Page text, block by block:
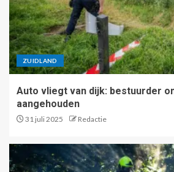
ZUIDLAND
Auto vliegt van dijk: bestuurder
aangehouden
31 juli 2025 Redactie